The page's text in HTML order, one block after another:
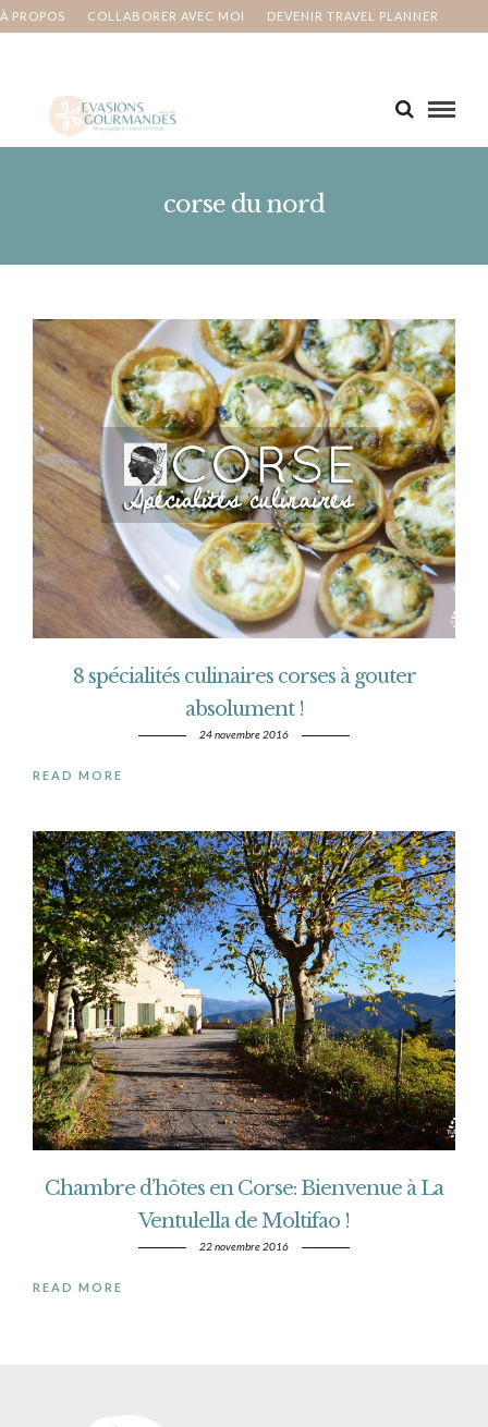
À PROPOS COLLABORER AVEC MOI DEVENIR TRAVEL PLANNER
corse du nord
8 spécialités culinaires corses à gouter
absolument !
24 novembre 2016
READ MORE
Chambre d’hôtes en Corse: Bienvenue à La
Ventulella de Moltifao !
22 novembre 2016
READ MORE